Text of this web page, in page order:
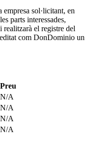
sol·licitant, en
parts interessades,
realitzarà el registre del
com DonDominio un
Preu
N/A
N/A
N/A
N/A